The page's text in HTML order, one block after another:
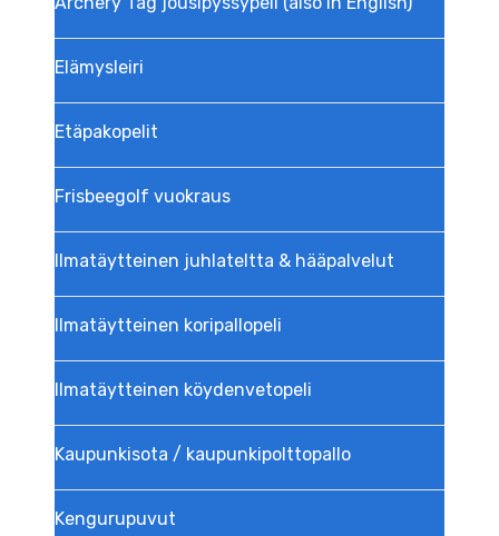
Elämysleiri
Etäpakopelit
Frisbeegolf vuokraus
Ilmatäytteinen juhlateltta & hääpalvelut
Ilmatäytteinen koripallopeli
Ilmatäytteinen köydenvetopeli
Kaupunkisota / kaupunkipolttopallo
Kengurupuvut